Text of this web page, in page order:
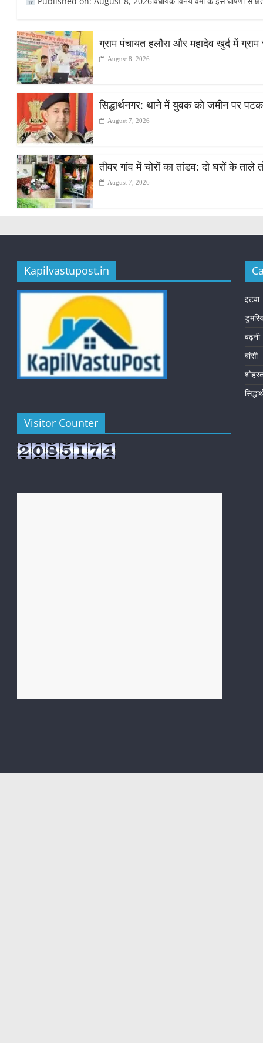
ग्राम पंचायत हलौरा और महादेव खुर्द में
August 8, 2026
सिद्धार्थनगर: थाने में युवक को जमीन पर
August 7, 2026
तीवर गांव में चोरों का तांडव: दो घरों के
August 7, 2026
Kapilvastupost.in
Visitor Counter
इटवा
बढ़नी
बांसी